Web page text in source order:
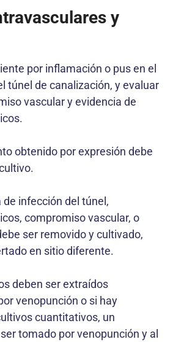
y
por inflamación o pus en el
túnel de canalización, y evaluar
vascular y evidencia de
obtenido por expresión debe
de infección del túnel,
compromiso vascular, o
ser removido y cultivado,
en sitio diferente.
deben ser extraídos
venopunción o si hay
cuantitativos, un
tomado por venopunción y al